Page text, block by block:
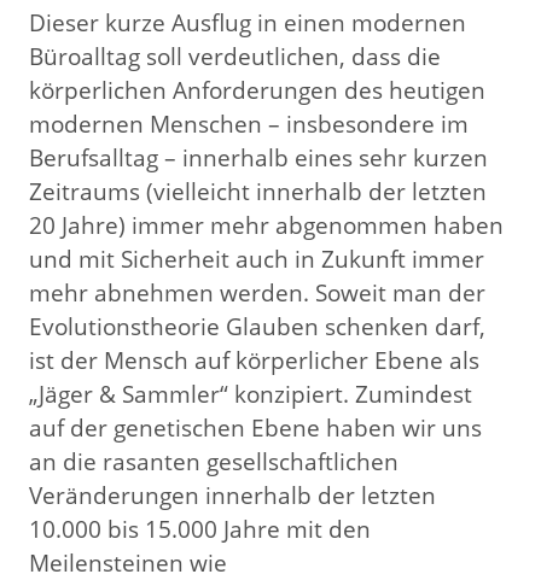
Dieser kurze Ausflug in einen modernen
Büroalltag soll verdeutlichen, dass die
körperlichen Anforderungen des heutigen
modernen Menschen – insbesondere im
Berufsalltag – innerhalb eines sehr kurzen
Zeitraums (vielleicht innerhalb der letzten
20 Jahre) immer mehr abgenommen haben
und mit Sicherheit auch in Zukunft immer
mehr abnehmen werden. Soweit man der
Evolutionstheorie Glauben schenken darf,
ist der Mensch auf körperlicher Ebene als
„Jäger & Sammler“ konzipiert. Zumindest
auf der genetischen Ebene haben wir uns
an die rasanten gesellschaftlichen
Veränderungen innerhalb der letzten
10.000 bis 15.000 Jahre mit den
Meilensteinen wie